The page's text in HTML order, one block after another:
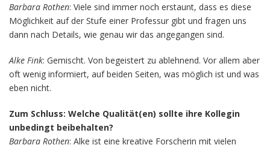
Barbara Rothen: Viele sind immer noch erstaunt, dass es diese
Möglichkeit auf der Stufe einer Professur gibt und fragen uns
dann nach Details, wie genau wir das angegangen sind.
Alke Fink: Gemischt. Von begeistert zu ablehnend. Vor allem aber
oft wenig informiert, auf beiden Seiten, was möglich ist und was
eben nicht.
Zum Schluss: Welche Qualität(en) sollte ihre Kollegin
unbedingt beibehalten?
Barbara Rothen: Alke ist eine kreative Forscherin mit vielen